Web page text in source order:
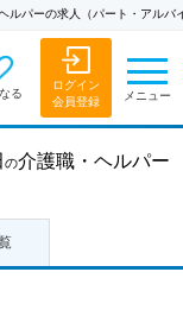
ルパーの求人（パート・アルバ
る
ログイン
会員登録
メニュー
の介護職・ヘルパー